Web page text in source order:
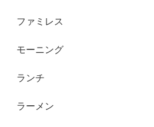
ファミレス
モーニング
ランチ
ラーメン